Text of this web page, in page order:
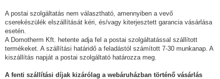
A postai szolgáltatás nem választható, amennyiben a vevő
cserekészülék elszállítását kéri, és/vagy kiterjesztett garancia vásárlása
esetén.
A Domotherm Kft. hetente adja fel a postai szolgáltatással szállított
termékeket. A szállítási határidő a feladástól számított 7-30 munkanap. A
kiszállítás napját a postai szolgáltató határozza meg.
A fenti szállítási díjak kizárólag a webáruházban történő vásárlás